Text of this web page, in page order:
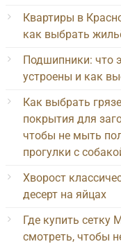
Квартиры в
как выбрать
Подшипники: что
устроены и как
Как выбрать
покрытия для
чтобы не мыть
прогулки с
Хворост
десерт на яйцах
Где купить сетку
смотреть, чтобы